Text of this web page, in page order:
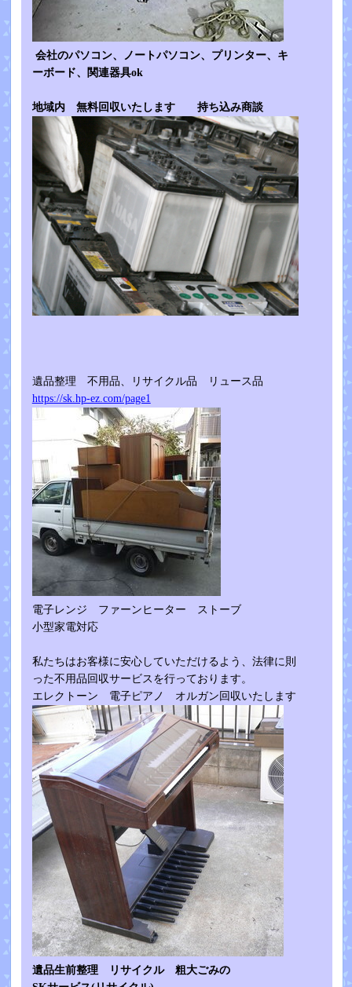
会社のパソコン、ノートパソコン、プリンター、キ
ーボード、関連器具ok
地域内 無料回収いたします 持ち込み商談
遺品整理 不用品、リサイクル品 リュース品
https://sk.hp-ez.com/page1
電子レンジ ファーンヒーター ストーブ
小型家電対応
私たちはお客様に安心していただけるよう、法律に則
った不用品回収サービスを行っております。
エレクトーン 電子ピアノ オルガン回収いたします
遺品生前整理 リサイクル 粗大ごみの